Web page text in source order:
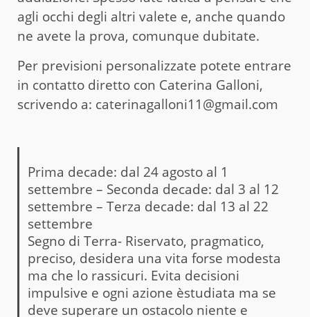
agli occhi degli altri valete e, anche quando
ne avete la prova, comunque dubitate.
Per previsioni personalizzate potete entrare
in contatto diretto con Caterina Galloni,
scrivendo a: caterinagalloni11@gmail.com
Prima decade: dal 24 agosto al 1
settembre – Seconda decade: dal 3 al 12
settembre – Terza decade: dal 13 al 22
settembre
Segno di Terra- Riservato, pragmatico,
preciso, desidera una vita forse modesta
ma che lo rassicuri. Evita decisioni
impulsive e ogni azione èstudiata ma se
deve superare un ostacolo niente e